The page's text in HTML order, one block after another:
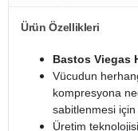
Ürün Özellikleri
Bastos Viegas
Vücudun
kompresyona
sabitlenmesi için
Üretim